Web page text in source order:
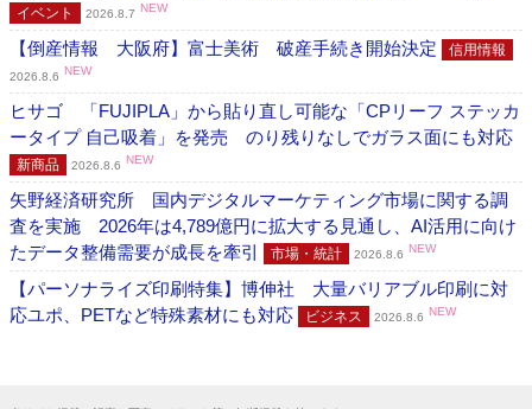
イベント 2026.8.7 NEW
【倒産情報 大阪府】富士美術 破産手続き開始決定 信用情報
2026.8.6 NEW
ヒサゴ 「FUJIPLA」から貼り直し可能な「CPリーフ ステッカ
ータイプ 自己吸着」を発売 のり残りなしでガラス面にも対応
新商品 2026.8.6 NEW
矢野経済研究所 国内デジタルマーケティング市場に関する調
査を実施 2026年は4,789億円に拡大する見通し、AI活用に向け
たデータ整備需要が成長を牽引
市場・統計 2026.8.6 NEW
【パーソナライズ印刷特集】博伸社 大量バリアブル印刷に対
応ユポ、PETなど特殊素材にも対応
ビジネス 2026.8.6 NEW